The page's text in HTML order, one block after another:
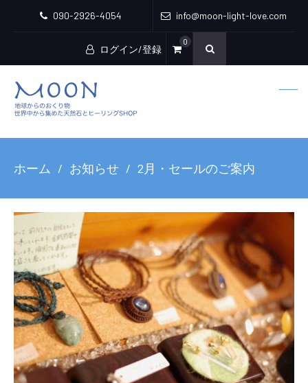
090-2926-4054 info@moon-light-love.com
ログイン/登録
0
ホーム お知らせ 2月・セールのご案内